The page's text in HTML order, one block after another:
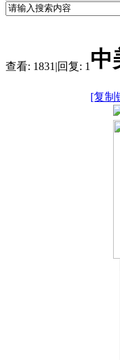
查看: 1831 |回复: 1 中
[复制